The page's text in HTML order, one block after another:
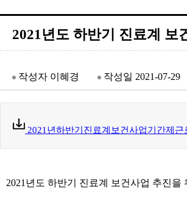
2021년도 하반기 진료계 보
작성자 이혜경 작성일 2021-07-29
2021년하반기진료계보건사업기간제근로자채용
2021 년도 하반기 진료계 보건사업 추진